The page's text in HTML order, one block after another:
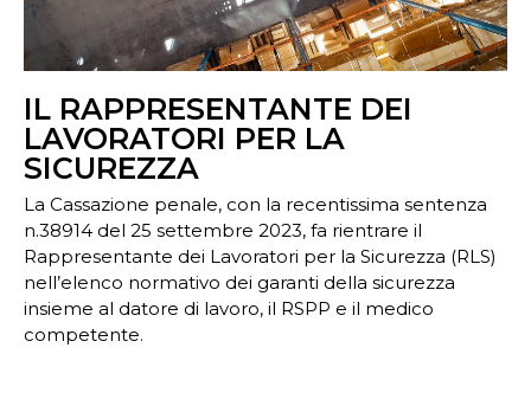
IL RAPPRESENTANTE DEI
LAVORATORI PER LA
SICUREZZA
La Cassazione penale, con la recentissima sentenza
n.38914 del 25 settembre 2023, fa rientrare il
Rappresentante dei Lavoratori per la Sicurezza (RLS)
nell’elenco normativo dei garanti della sicurezza
insieme al datore di lavoro, il RSPP e il medico
competente.